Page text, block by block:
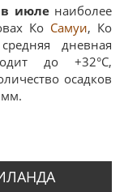
июленаиболее
Ко Самуи, Ко
дневная
до +32°С,
осадков
мм.